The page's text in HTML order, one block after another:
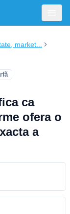
market...
ca
ofera o
a